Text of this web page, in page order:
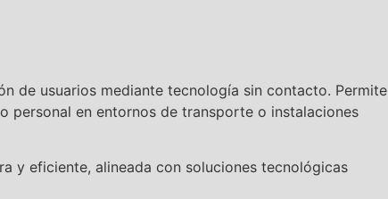
de usuarios mediante tecnología sin contacto. Permite
personal en entornos de transporte o instalaciones
y eficiente, alineada con soluciones tecnológicas